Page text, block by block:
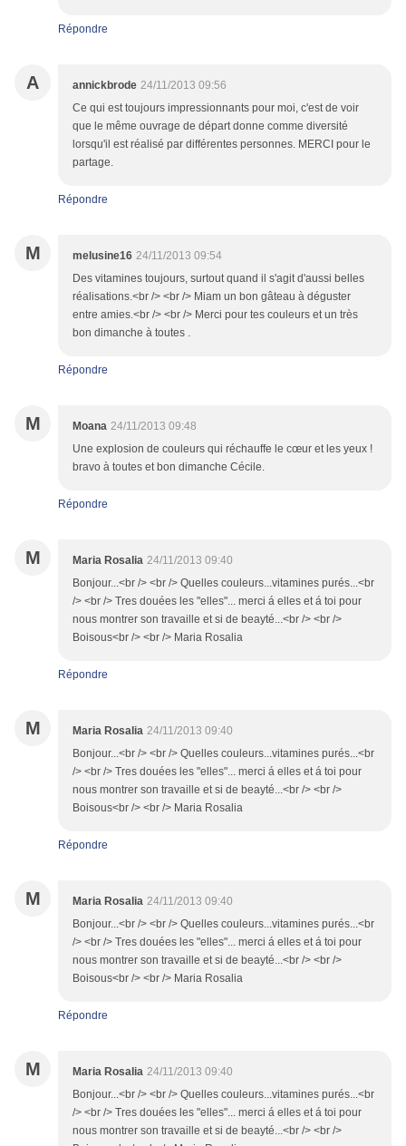
Répondre
A annickbrode 24/11/2013 09:56
Ce qui est toujours impressionnants pour moi, c'est de voir
que le même ouvrage de départ donne comme diversité
lorsqu'il est réalisé par différentes personnes. MERCI pour le
partage.
Répondre
M melusine16 24/11/2013 09:54
Des vitamines toujours, surtout quand il s'agit d'aussi belles
réalisations.<br /> <br /> Miam un bon gâteau à déguster
entre amies.<br /> <br /> Merci pour tes couleurs et un très
bon dimanche à toutes .
Répondre
M Moana 24/11/2013 09:48
Une explosion de couleurs qui réchauffe le cœur et les yeux !
bravo à toutes et bon dimanche Cécile.
Répondre
M Maria Rosalia 24/11/2013 09:40
Bonjour...<br /> <br /> Quelles couleurs...vitamines purés...<br
/> <br /> Tres douées les "elles"... merci á elles et á toi pour
nous montrer son travaille et si de beayté...<br /> <br />
Boisous<br /> <br /> Maria Rosalia
Répondre
M Maria Rosalia 24/11/2013 09:40
Bonjour...<br /> <br /> Quelles couleurs...vitamines purés...<br
/> <br /> Tres douées les "elles"... merci á elles et á toi pour
nous montrer son travaille et si de beayté...<br /> <br />
Boisous<br /> <br /> Maria Rosalia
Répondre
M Maria Rosalia 24/11/2013 09:40
Bonjour...<br /> <br /> Quelles couleurs...vitamines purés...<br
/> <br /> Tres douées les "elles"... merci á elles et á toi pour
nous montrer son travaille et si de beayté...<br /> <br />
Boisous<br /> <br /> Maria Rosalia
Répondre
M Maria Rosalia 24/11/2013 09:40
Bonjour...<br /> <br /> Quelles couleurs...vitamines purés...<br
/> <br /> Tres douées les "elles"... merci á elles et á toi pour
nous montrer son travaille et si de beayté...<br /> <br />